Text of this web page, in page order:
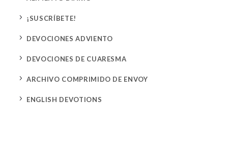
5 ¡SUSCRÍBETE!
5 DEVOCIONES ADVIENTO
5 DEVOCIONES DE CUARESMA
5 ARCHIVO COMPRIMIDO DE ENVOY
5 ENGLISH DEVOTIONS